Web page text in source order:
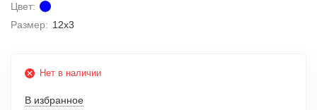
Цвет:
Размер: 12х3
Нет в наличии
В избранное